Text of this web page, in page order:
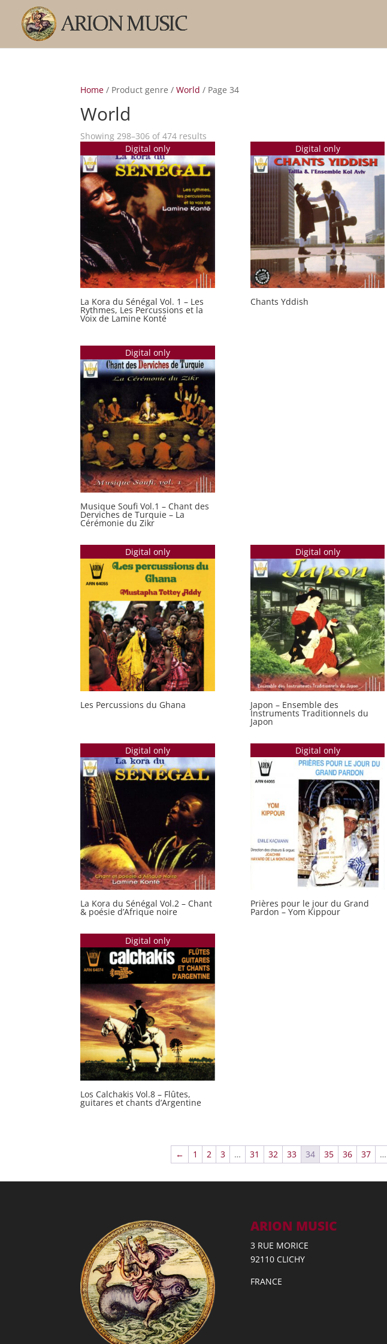
Home / Product genre /World / Page 34
World
Showing 298–306 of 474 results
popularity
Digital only
La Kora du Sénégal Vol. 1 – Les
Rythmes, Les Percussions et la
Voix de Lamine Konté
Digital only
Chants Yddish
Digital only
Musique Soufi Vol.1 – Chant des
Derviches de Turquie – La
Cérémonie du Zikr
Digital only
Les Percussions du Ghana
Digital only
Japon – Ensemble des
Instruments Traditionnels du
Japon
Digital only
La Kora du Sénégal Vol.2 – Chant
& poésie d’Afrique noire
Digital only
Prières pour le jour du Grand
Pardon – Yom Kippour
Digital only
Los Calchakis Vol.8 – Flûtes,
guitares et chants d’Argentine
← 1 2 3 … 31 32 33 34 35 36 37 …
ARION MUSIC
3 RUE MORICE
92110 CLICHY
FRANCE